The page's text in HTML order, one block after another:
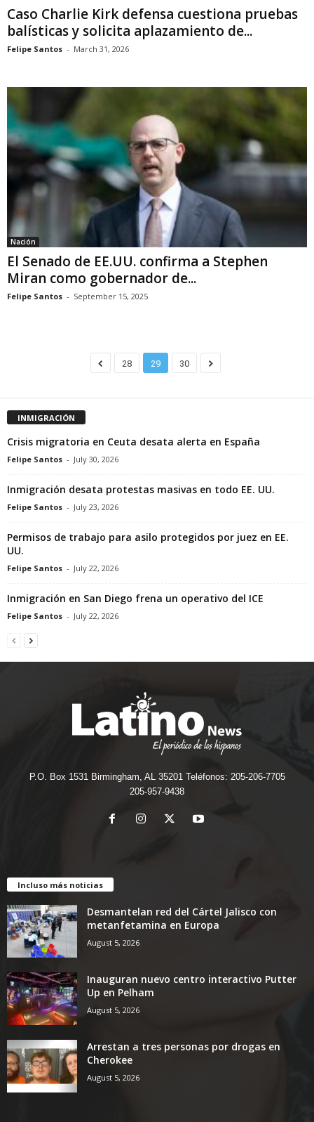
Caso Charlie Kirk defensa cuestiona pruebas
balísticas y solicita aplazamiento de...
Felipe Santos - March 31, 2026
Nación
El Senado de EE.UU. confirma a Stephen
Miran como gobernador de...
Felipe Santos - September 15, 2025
28 29 30
INMIGRACIÓN
Crisis migratoria en Ceuta desata alerta en España
Felipe Santos - July 30, 2026
Inmigración desata protestas masivas en todo EE. UU.
Felipe Santos - July 23, 2026
Permisos de trabajo para asilo protegidos por juez en EE.
UU.
Felipe Santos - July 22, 2026
Inmigración en San Diego frena un operativo del ICE
Felipe Santos - July 22, 2026
P.O. Box 1531 Birmingham, AL 35201 Teléfonos: 205-206-7705
205-957-9438
Incluso más noticias
Desmantelan red del Cártel Jalisco con
metanfetamina en Europa
August 5, 2026
Inauguran nuevo centro interactivo Putter
Up en Pelham
August 5, 2026
Arrestan a tres personas por drogas en
Cherokee
August 5, 2026